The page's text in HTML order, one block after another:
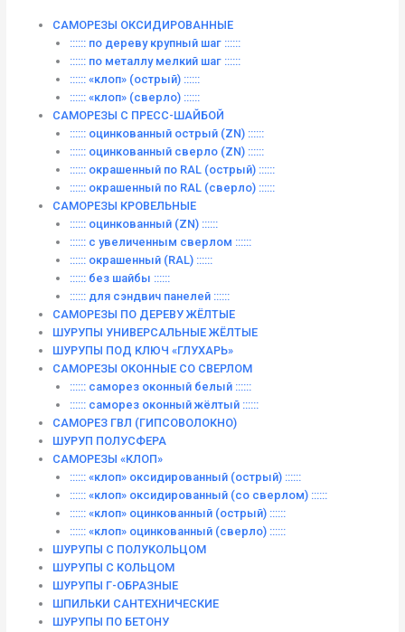
САМОРЕЗЫ ОКСИДИРОВАННЫЕ
:::::: по дереву крупный шаг ::::::
:::::: по металлу мелкий шаг ::::::
:::::: «клоп» (острый) ::::::
:::::: «клоп» (сверло) ::::::
САМОРЕЗЫ С ПРЕСС-ШАЙБОЙ
:::::: оцинкованный острый (ZN) ::::::
:::::: оцинкованный сверло (ZN) ::::::
:::::: окрашенный по RAL (острый) ::::::
:::::: окрашенный по RAL (сверло) ::::::
САМОРЕЗЫ КРОВЕЛЬНЫЕ
:::::: оцинкованный (ZN) ::::::
:::::: с увеличенным сверлом ::::::
:::::: окрашенный (RAL) ::::::
:::::: без шайбы ::::::
:::::: для сэндвич панелей ::::::
САМОРЕЗЫ ПО ДЕРЕВУ ЖЁЛТЫЕ
ШУРУПЫ УНИВЕРСАЛЬНЫЕ ЖЁЛТЫЕ
ШУРУПЫ ПОД КЛЮЧ «ГЛУХАРЬ»
САМОРЕЗЫ ОКОННЫЕ СО СВЕРЛОМ
:::::: саморез оконный белый ::::::
:::::: саморез оконный жёлтый ::::::
САМОРЕЗ ГВЛ (ГИПСОВОЛОКНО)
ШУРУП ПОЛУСФЕРА
САМОРЕЗЫ «КЛОП»
:::::: «клоп» оксидированный (острый) ::::::
:::::: «клоп» оксидированный (со сверлом) ::::::
:::::: «клоп» оцинкованный (острый) ::::::
:::::: «клоп» оцинкованный (сверло) ::::::
ШУРУПЫ С ПОЛУКОЛЬЦОМ
ШУРУПЫ С КОЛЬЦОМ
ШУРУПЫ Г-ОБРАЗНЫЕ
ШПИЛЬКИ САНТЕХНИЧЕСКИЕ
ШУРУПЫ ПО БЕТОНУ